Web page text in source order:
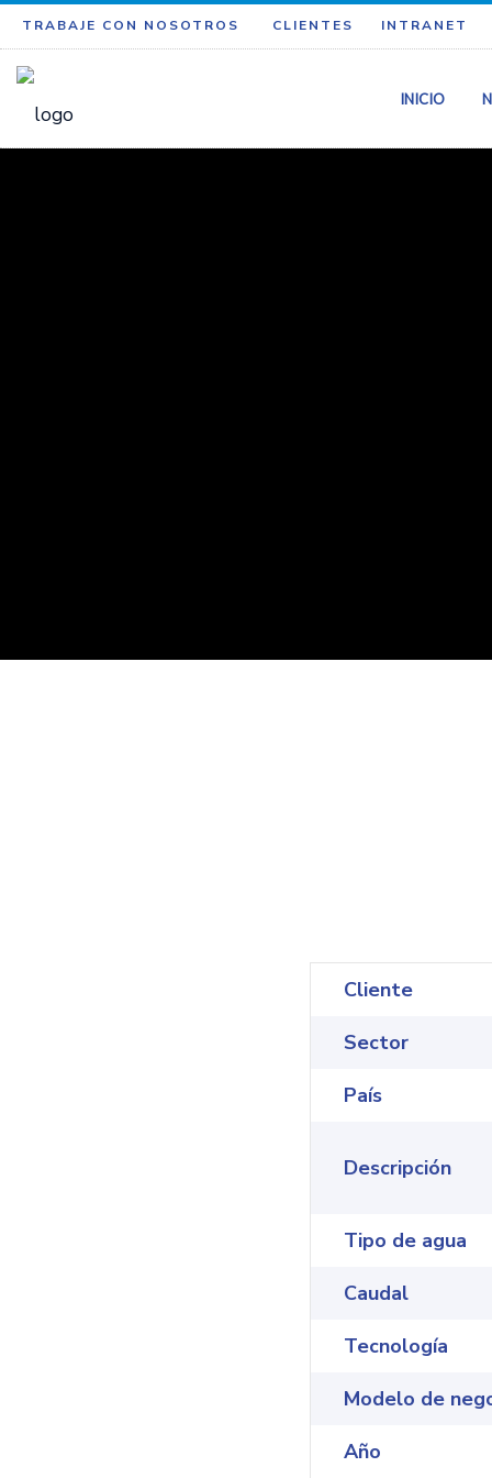
TRABAJE CON NOSOTROS CLIENTES INTRANET
INICIO
Cliente
Sector
País
Descripción
Tipo de agua
Caudal
Tecnología
Modelo de
Año